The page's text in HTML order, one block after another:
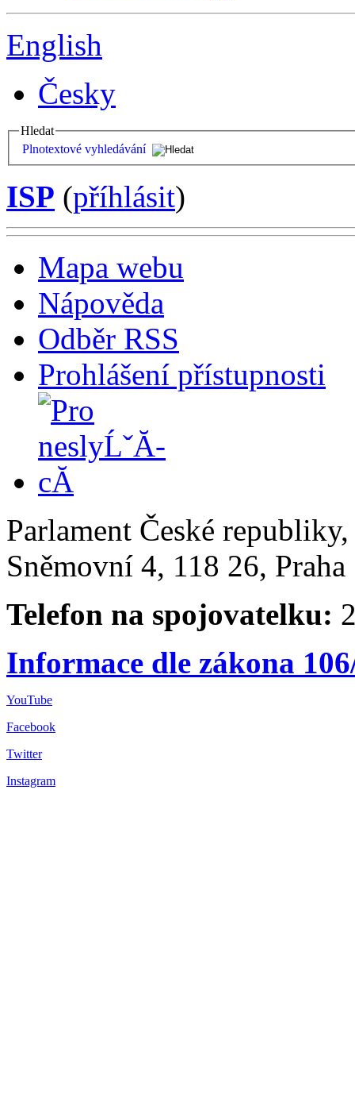
English
Česky
Hledat
Plnotextové vyhledávání
ISP (příhlásit)
Mapa webu
Nápověda
Odběr RSS
Prohlášení přístupnosti
Parlament České
Sněmovní 4, 118 26,
Telefon na spojovatelku:
Informace dle zákona
YouTube
Facebook
Twitter
Instagram